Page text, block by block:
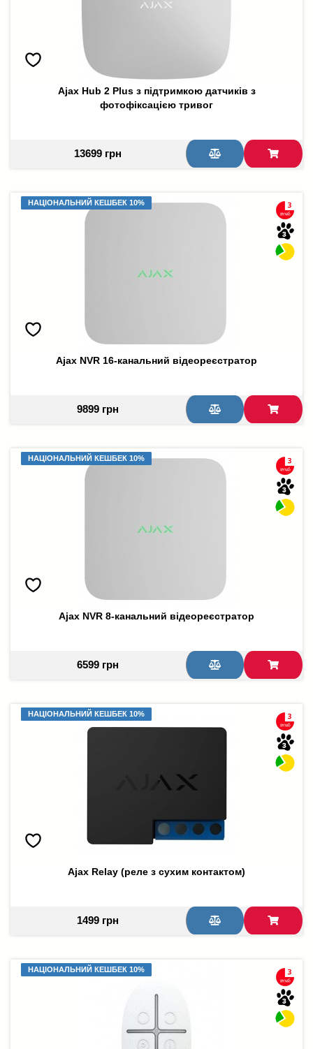
Ajax Hub 2 Plus з підтримкою датчиків з
фотофіксацією тривог
13699 грн
НАЦІОНАЛЬНИЙ КЕШБЕК 10%
НАЦІОНАЛЬНИЙ КЕШБЕК 10%
Ajax NVR 16-канальний відеореєстратор
9899 грн
НАЦІОНАЛЬНИЙ КЕШБЕК 10%
НАЦІОНАЛЬНИЙ КЕШБЕК 10%
Ajax NVR 8-канальний відеореєстратор
6599 грн
НАЦІОНАЛЬНИЙ КЕШБЕК 10%
НАЦІОНАЛЬНИЙ КЕШБЕК 10%
Ajax Relay (реле з сухим контактом)
1499 грн
НАЦІОНАЛЬНИЙ КЕШБЕК 10%
НАЦІОНАЛЬНИЙ КЕШБЕК 10%